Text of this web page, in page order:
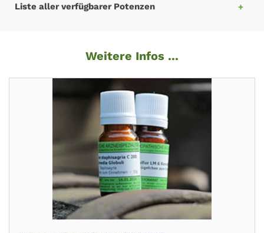
Liste aller verfügbarer Potenzen
Weitere Infos ...